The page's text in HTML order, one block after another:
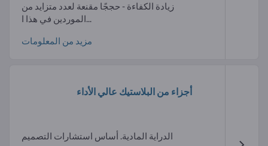
زيادة الكفاءة - حججًا مقنعة لعدد متزايد من
الموردين في هذا ا...
مزيد من المعلومات
أجزاء من البلاستيك عالي الأداء
الدراية المادية. أساس استشارات التصميم